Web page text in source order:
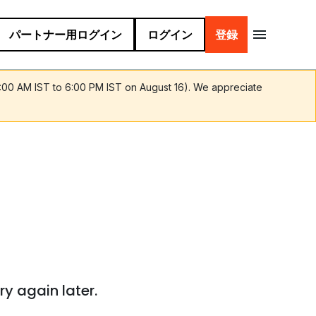
パートナー用ログイン ログイン 登録
AM IST to 6:00 PM IST on August 16). We appreciate
again later.